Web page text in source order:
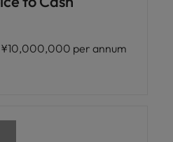
per annum